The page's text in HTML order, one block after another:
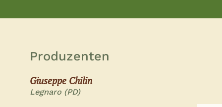
Produzenten
Giuseppe Chilin
Legnaro (PD)